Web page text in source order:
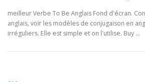
meilleur Verbe To Be Anglais Fond d'écran.
anglais, voir les modèles de conjugaison en
irréguliers. Elle est simple et on l'utilise. Buy …